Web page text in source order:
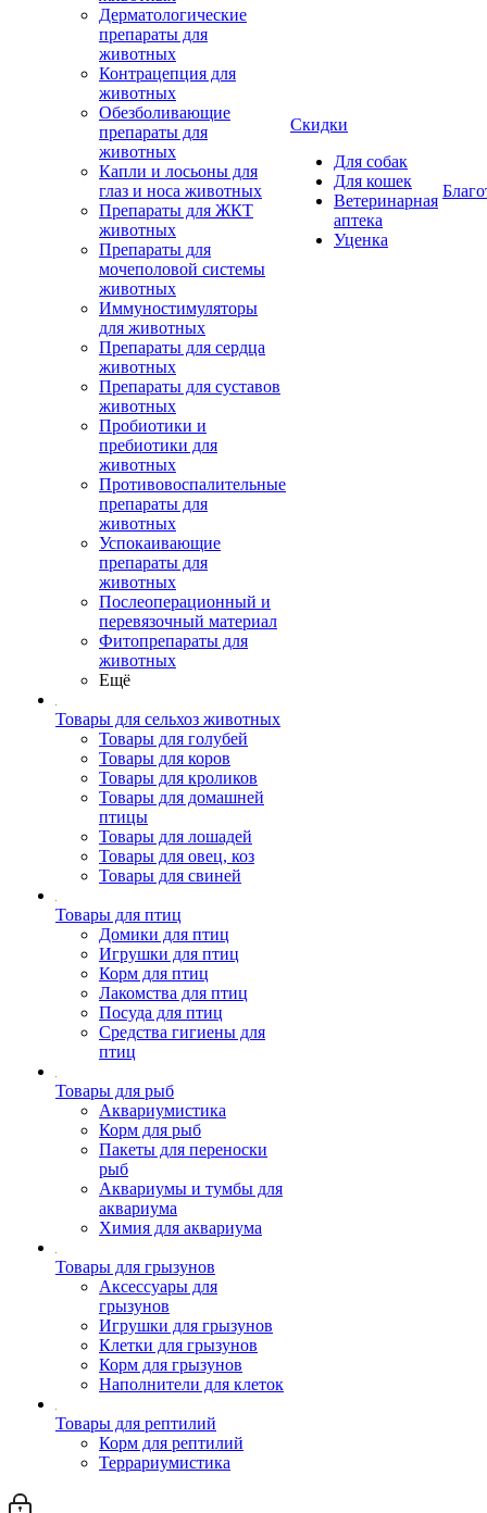
Дерматологические
препараты для
животных
Контрацепция для
животных
Обезболивающие
препараты для
животных
Капли и лосьоны для
глаз и носа животных
Препараты для ЖКТ
животных
Препараты для
мочеполовой системы
животных
Иммуностимуляторы
для животных
Препараты для сердца
животных
Препараты для суставов
животных
Пробиотики и
пребиотики для
животных
Противовоспалительные
препараты для
животных
Успокаивающие
препараты для
животных
Послеоперационный и
перевязочный материал
Фитопрепараты для
животных
Ещё
Товары для сельхоз животных
Товары для голубей
Товары для коров
Товары для кроликов
Товары для домашней
птицы
Товары для лошадей
Товары для овец, коз
Товары для свиней
Товары для птиц
Домики для птиц
Игрушки для птиц
Корм для птиц
Лакомства для птиц
Посуда для птиц
Средства гигиены для
птиц
Товары для рыб
Аквариумистика
Корм для рыб
Пакеты для переноски
рыб
Аквариумы и тумбы для
аквариума
Химия для аквариума
Товары для грызунов
Аксессуары для
грызунов
Игрушки для грызунов
Клетки для грызунов
Корм для грызунов
Наполнители для клеток
Товары для рептилий
Корм для рептилий
Террариумистика
Скидки
Для собак
Для кошек
Ветеринарная
аптека
Уценка